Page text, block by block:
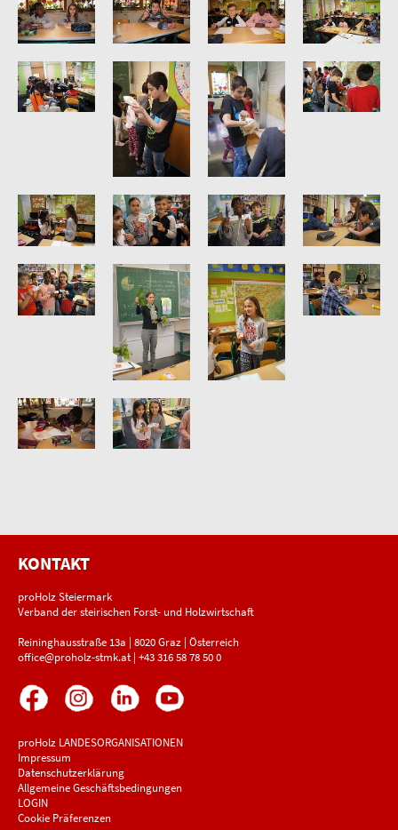
KONTAKT
proHolz Steiermark
Verband der steirischen Forst- und Holzwirtschaft
Reininghausstraße 13a | 8020 Graz | Österreich
office@proholz-stmk.at| +43 316 58 78 50 0
proHolz LANDESORGANISATIONEN
Impressum
Datenschutzerklärung
Allgemeine Geschäftsbedingungen
LOGIN
Cookie Präferenzen